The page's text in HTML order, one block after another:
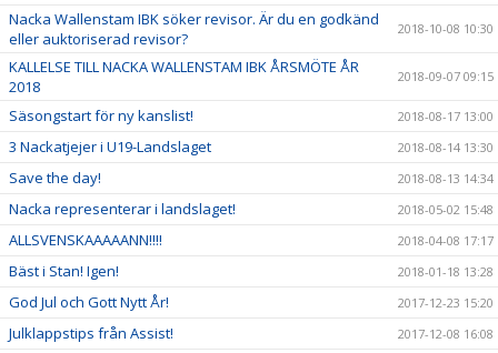
Nacka Wallenstam IBK söker revisor. Är du en godkänd
eller auktoriserad revisor?
2018-10-08 10:30
KALLELSE TILL NACKA WALLENSTAM IBK ÅRSMÖTE ÅR
2018
2018-09-07 09:15
Säsongstart för ny kanslist! 2018-08-17 13:00
3 Nackatjejer i U19-Landslaget 2018-08-14 13:30
Save the day! 2018-08-13 14:34
Nacka representerar i landslaget! 2018-05-02 15:48
ALLSVENSKAAAAANN!!!! 2018-04-08 17:17
Bäst i Stan! Igen! 2018-01-18 13:28
God Jul och Gott Nytt År! 2017-12-23 15:20
Julklappstips från Assist! 2017-12-08 16:08